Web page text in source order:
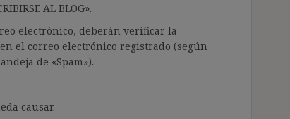
AL BLOG».
electrónico, deberán verificar la
el correo electrónico registrado (según
de «Spam»).
causar.